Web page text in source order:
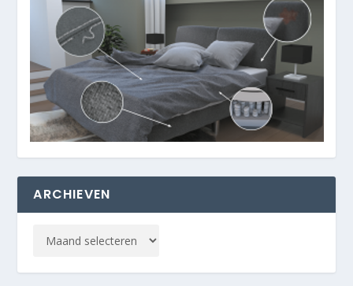
ARCHIEVEN